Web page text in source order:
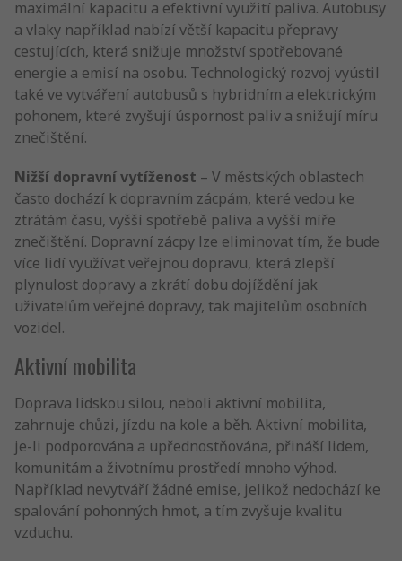
maximální kapacitu a efektivní využití paliva. Autobusy
a vlaky například nabízí větší kapacitu přepravy
cestujících, která snižuje množství spotřebované
energie a emisí na osobu. Technologický rozvoj vyústil
také ve vytváření autobusů s hybridním a elektrickým
pohonem, které zvyšují úspornost paliv a snižují míru
znečištění.
Nižší dopravní vytíženost – V městských oblastech
často dochází k dopravním zácpám, které vedou ke
ztrátám času, vyšší spotřebě paliva a vyšší míře
znečištění. Dopravní zácpy lze eliminovat tím, že bude
více lidí využívat veřejnou dopravu, která zlepší
plynulost dopravy a zkrátí dobu dojíždění jak
uživatelům veřejné dopravy, tak majitelům osobních
vozidel.
Aktivní mobilita
Doprava lidskou silou, neboli aktivní mobilita,
zahrnuje chůzi, jízdu na kole a běh. Aktivní mobilita,
je-li podporována a upřednostňována, přináší lidem,
komunitám a životnímu prostředí mnoho výhod.
Například nevytváří žádné emise, jelikož nedochází ke
spalování pohonných hmot, a tím zvyšuje kvalitu
vzduchu.